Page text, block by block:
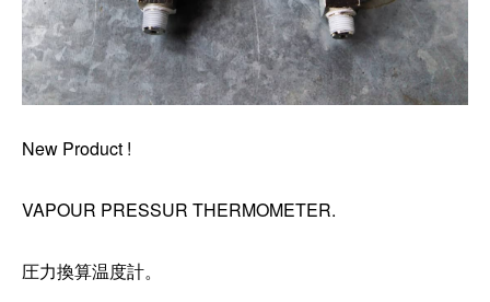
New Product !
VAPOUR PRESSUR THERMOMETER.
圧力換算温度計。